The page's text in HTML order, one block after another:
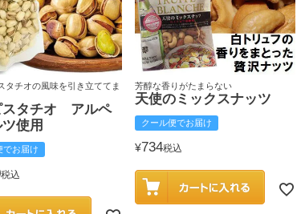
タチオの風味を引き立ててま
スタチオ アルペ
使用
でお届け
税込
芳醇な香りがたまらない
天使のミックスナッツ
クール便でお届け
¥734税込